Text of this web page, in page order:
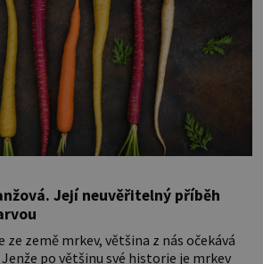
Její neuvěřitelný příběh
ze země mrkev, většina z nás očekává
po většinu své historie je mrkev